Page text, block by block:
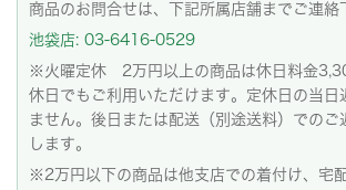
商品のお問合せは、下記所属店舗までご連絡
池袋店: 03-6416-0529
※火曜定休 2万円以上の商品は休日料金
休日でもご利用いただけます。定休日の当日
ません。後日または配送（別途送料）でのご
します。
※2万円以下の商品は他支店での着付け、宅